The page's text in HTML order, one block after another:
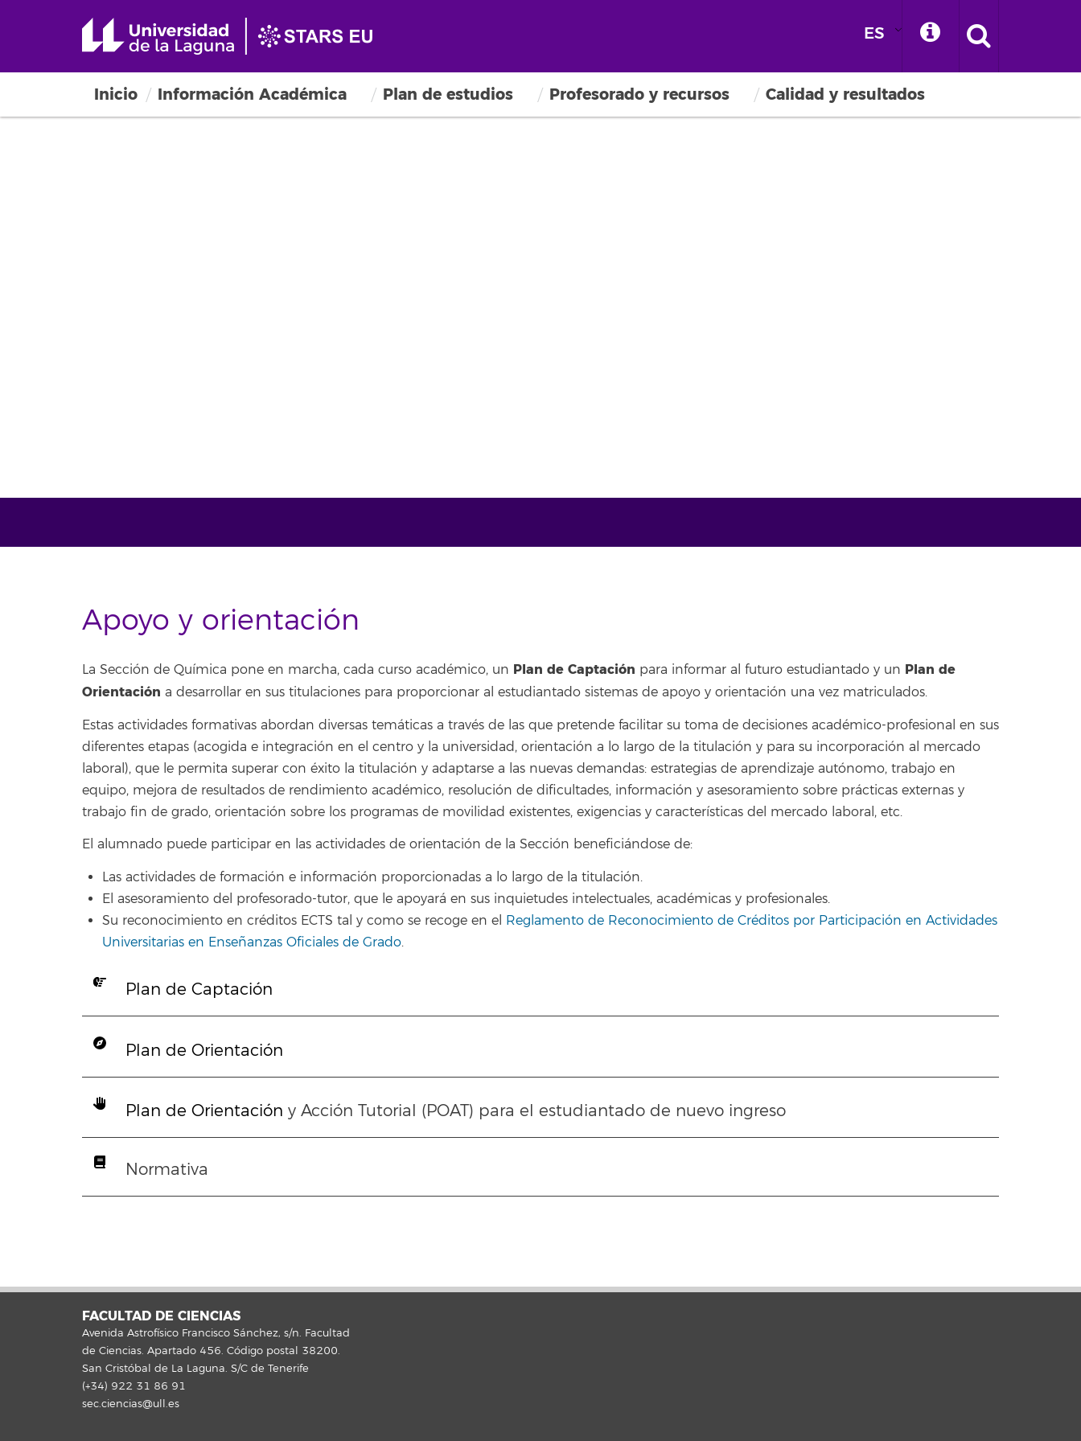
ES
Inicio Información Académica Plan de estudios Profesorado y recursos Calidad y resultados
Apoyo y orientación
La Sección de Química pone en marcha, cada curso académico, un Plan de Captación para informar al futuro estudiantado y un Plan de
Orientación a desarrollar en sus titulaciones para proporcionar al estudiantado sistemas de apoyo y orientación una vez matriculados.
Estas actividades formativas abordan diversas temáticas a través de las que pretende facilitar su toma de decisiones académico-profesional en sus
diferentes etapas (acogida e integración en el centro y la universidad, orientación a lo largo de la titulación y para su incorporación al mercado
laboral), que le permita superar con éxito la titulación y adaptarse a las nuevas demandas: estrategias de aprendizaje autónomo, trabajo en
equipo, mejora de resultados de rendimiento académico, resolución de dificultades, información y asesoramiento sobre prácticas externas y
trabajo fin de grado, orientación sobre los programas de movilidad existentes, exigencias y características del mercado laboral, etc.
El alumnado puede participar en las actividades de orientación de la Sección beneficiándose de:
Las actividades de formación e información proporcionadas a lo largo de la titulación.
El asesoramiento del profesorado-tutor, que le apoyará en sus inquietudes intelectuales, académicas y profesionales.
Su reconocimiento en créditos ECTS tal y como se recoge en el Reglamento de Reconocimiento de Créditos por Participación en Actividades
Universitarias en Enseñanzas Oficiales de Grado.
Plan de Captación
Plan de Orientación
Plan de Orientación y Acción Tutorial (POAT) para el estudiantado de nuevo ingreso
Normativa
FACULTAD DE CIENCIAS
Avenida Astrofísico Francisco Sánchez, s/n. Facultad
de Ciencias. Apartado 456. Código postal 38200.
San Cristóbal de La Laguna. S/C de Tenerife
(+34) 922 31 86 91
sec.ciencias@ull.es